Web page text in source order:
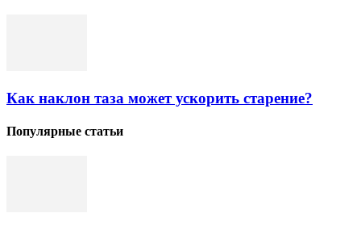
Как наклон таза может ускорить старение?
Популярные статьи